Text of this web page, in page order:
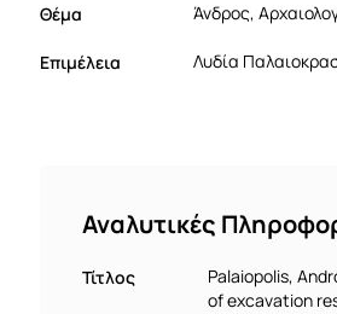
Θέμα Άνδρος,
Επιμέλεια Λυδία
Αναλυτικές
Τίτλος
Palaiopolis,
of excavation